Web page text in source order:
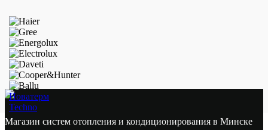
Новатерм
Techno
Магазин систем отопления и кондиционирования в Минске